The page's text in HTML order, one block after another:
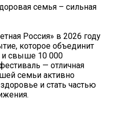
семья – сильная
Россия» в 2026 году
которое объединит
и свыше 10 000
— отличная
семьи активно
и стать частью